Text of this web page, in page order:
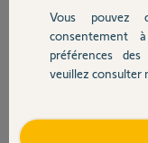
Devis avec un
Contact
il y a plus de 5 ans
Réponses
Vous pouvez
préférences
veuillez consulter